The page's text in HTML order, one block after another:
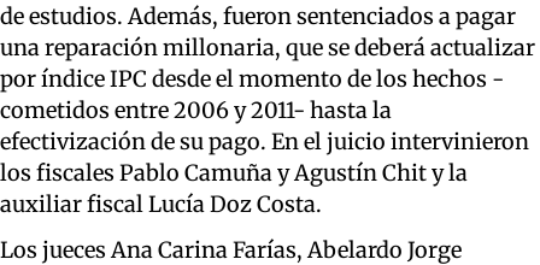
de estudios. Además, fueron sentenciados a pagar
una reparación millonaria, que se deberá actualizar
por índice IPC desde el momento de los hechos -
cometidos entre 2006 y 2011- hasta la
efectivización de su pago. En el juicio intervinieron
los fiscales Pablo Camuña y Agustín Chit y la
auxiliar fiscal Lucía Doz Costa.
Los jueces Ana Carina Farías, Abelardo Jorge